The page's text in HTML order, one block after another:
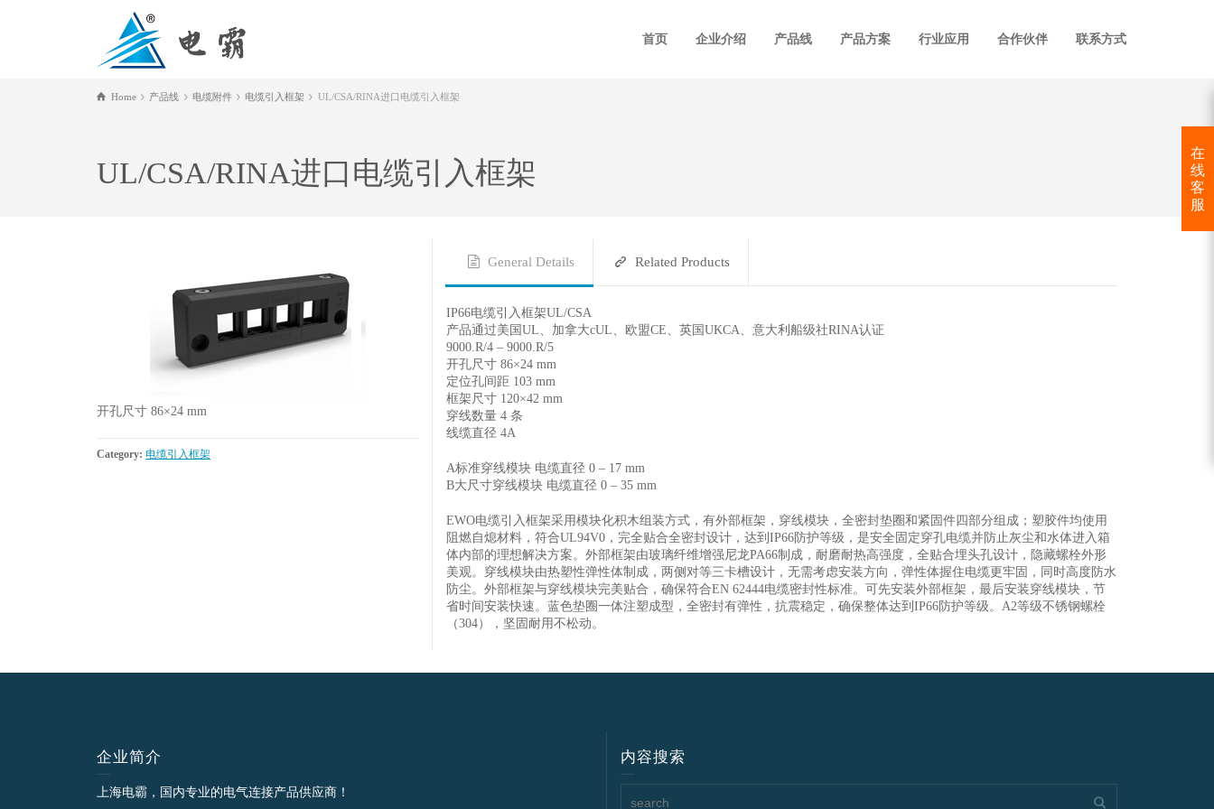
首页 企业介绍 产品线 产品方案 行业应用 合作伙伴 联系方式
Home 产品线 电缆附件 电缆引入框架 UL/CSA/RINA进口电缆引入框架
UL/CSA/RINA进口电缆引入框架
开孔尺寸 86×24 mm
Category: 电缆引入框架
General Details Related Products
IP66电缆引入框架UL/CSA
产品通过美国UL、加拿大cUL、欧盟CE、英国UKCA、意大利船级社RINA认证
9000.R/4 – 9000.R/5
开孔尺寸 86×24 mm
定位孔间距 103 mm
框架尺寸 120×42 mm
穿线数量 4 条
线缆直径 4A
A标准穿线模块 电缆直径 0 – 17 mm
B大尺寸穿线模块 电缆直径 0 – 35 mm
EWO电缆引入框架采用模块化积木组装方式，有外部框架，穿线模块，全密封垫圈和紧固件四部分组成；塑胶件均使用
阻燃自熄材料，符合UL94V0，完全贴合全密封设计，达到IP66防护等级，是安全固定穿孔电缆并防止灰尘和水体进入箱
体内部的理想解决方案。外部框架由玻璃纤维增强尼龙PA66制成，耐磨耐热高强度，全贴合埋头孔设计，隐藏螺栓外形
美观。穿线模块由热塑性弹性体制成，两侧对等三卡槽设计，无需考虑安装方向，弹性体握住电缆更牢固，同时高度防水
防尘。外部框架与穿线模块完美贴合，确保符合EN 62444电缆密封性标准。可先安装外部框架，最后安装穿线模块，节
省时间安装快速。蓝色垫圈一体注塑成型，全密封有弹性，抗震稳定，确保整体达到IP66防护等级。A2等级不锈钢螺栓
（304），坚固耐用不松动。
在
线
客
服
企业简介
上海电霸，国内专业的电气连接产品供应商！
内容搜索